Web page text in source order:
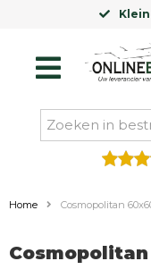
Home Cosmopolitan